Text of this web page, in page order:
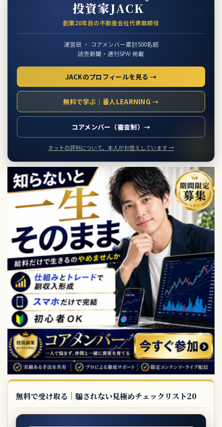
投資家JACK
創業20年目の不動産会社代表取締役
運営目 ・ コアメンバー累計500名超
読売新聞・週刊SPA! 掲載
JACKのプロフィールを見る →
無料で学ぶ｜番人LEARNING →
コアメンバー（審査制）→
ネットの評判について、本人がお答えしています →
無料で受け取る｜騙されない見極めチェックリスト20